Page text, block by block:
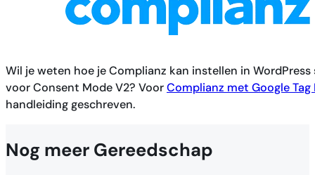
Wil je weten hoe je Complianz kan instellen in WordPress
voor Consent Mode V2? VoorComplianz met Google Tag
handleiding geschreven.
Nog meer Gereedschap